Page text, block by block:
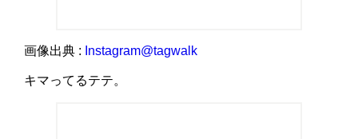
画像出典 : Instagram@tagwalk
キマってるテテ。